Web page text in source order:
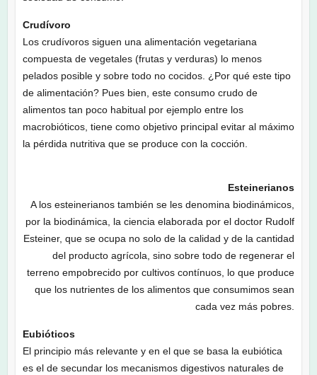
Crudívoro
Los crudívoros siguen una alimentación vegetariana
compuesta de vegetales (frutas y verduras) lo menos
pelados posible y sobre todo no cocidos. ¿Por qué este tipo
de alimentación? Pues bien, este consumo crudo de
alimentos tan poco habitual por ejemplo entre los
macrobióticos, tiene como objetivo principal evitar al máximo
la pérdida nutritiva que se produce con la cocción.
Esteinerianos
A los esteinerianos también se les denomina biodinámicos,
por la biodinámica, la ciencia elaborada por el doctor Rudolf
Esteiner, que se ocupa no solo de la calidad y de la cantidad
del producto agrícola, sino sobre todo de regenerar el
terreno empobrecido por cultivos contínuos, lo que produce
que los nutrientes de los alimentos que consumimos sean
cada vez más pobres.
Eubióticos
El principio más relevante y en el que se basa la eubiótica
es el de secundar los mecanismos digestivos naturales de